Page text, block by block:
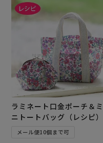
ラミネート口金ポーチ＆ミ
ニトートバッグ（レシピ）
メール便10個まで可